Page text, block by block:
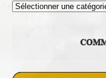
Thèmes